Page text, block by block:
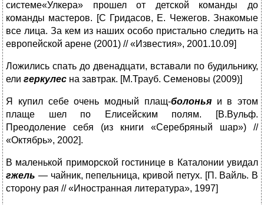
системе«Улкера» прошел от детской команды до
команды мастеров. [С Гридасов, Е. Чежегов. Знакомые
все лица. За кем из наших особо пристально следить на
европейской арене (2001) // «Известия», 2001.10.09]
Ложились спать до двенадцати, вставали по будильнику,
ели геркулес на завтрак. [М.Трауб. Семеновы (2009)]
Я купил себе очень модный плащ-болоньяи в этом
плаще шел по Елисейским полям. [В.Вульф.
Преодоление себя (из книги «Серебряный шар») //
«Октябрь», 2002].
В маленькой приморской гостинице в Каталонии увидал
гжель ― чайник, пепельница, кривой петух. [П. Вайль. В
сторону рая // «Иностранная литература», 1997]